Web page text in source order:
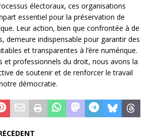
électoraux, ces organisations
essentiel pour la préservation de
Leur action, bien que confrontée à de
demeure indispensable pour garantir des
et transparentes à l’ère numérique.
et professionnels du droit, nous avons la
de soutenir et de renforcer le travail
démocratie.